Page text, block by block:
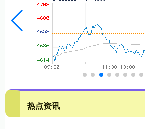
热点资讯